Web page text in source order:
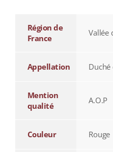
Région de
France
Vallée
Appellation Duché
Mention
qualité
A.O.P
Couleur Rouge